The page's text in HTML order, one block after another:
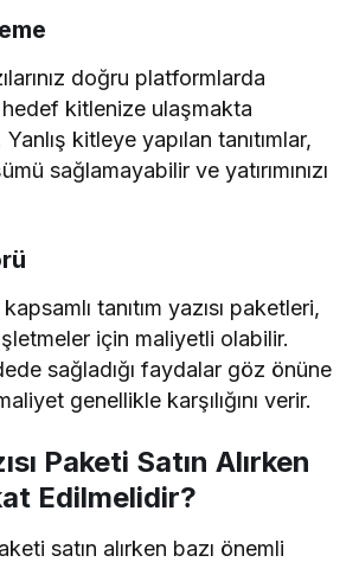
doğru platformlarda
hedef kitlenize ulaşmakta
kitleye yapılan tanıtımlar,
sağlamayabilir ve yatırımınızı
tanıtım yazısı paketleri,
için maliyetli olabilir.
sağladığı faydalar göz önüne
genellikle karşılığını verir.
Paketi Satın Alırken
Edilmelidir?
satın alırken bazı önemli